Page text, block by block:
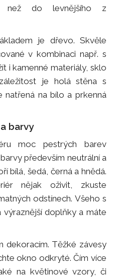
než do levnějšího z
je dřevo. Skvěle
v kombinaci např. s
i kamenné materiály, sklo
je holá stěna s
natřená na bílo a prkenná
barvy
moc pestrých barev
především neutrální a
bílá, šedá, černá a hnědá.
nějak oživit, zkuste
odstínech. Všeho s
výraznější doplňky a máte
dekoracím. Těžké závesy
okno odkryté. Čím více
na květinové vzory, či